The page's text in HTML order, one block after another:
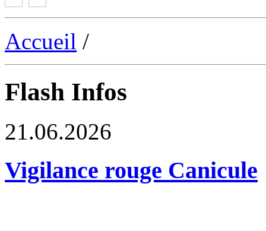
Accueil /
Flash Infos
21.06.2026
Vigilance rouge Canicule